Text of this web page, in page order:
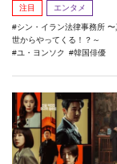
注目 エンタメ
シン・イラン法律事務所
世からやってくる！？～
ユ・ヨンソク
韓国俳優